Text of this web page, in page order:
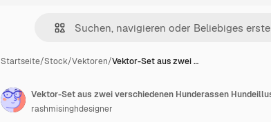
Startseite/Stock/Vektoren/Vektor-Set aus zwei …
rashmisinghdesigner